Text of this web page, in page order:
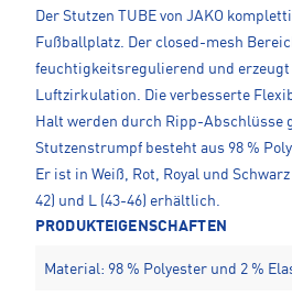
Der Stutzen TUBE von JAKO
Fußballplatz. Der closed-mesh
feuchtigkeitsregulierend und erzeugt
Luftzirkulation. Die verbesserte
Halt werden durch Ripp-Abschlüsse
Stutzenstrumpf besteht aus 98 %
Er ist in Weiß, Rot, Royal und
42) und L (43-46) erhältlich.
PRODUKTEIGENSCHAFTEN
Material: 98 % Polyester und 2 %